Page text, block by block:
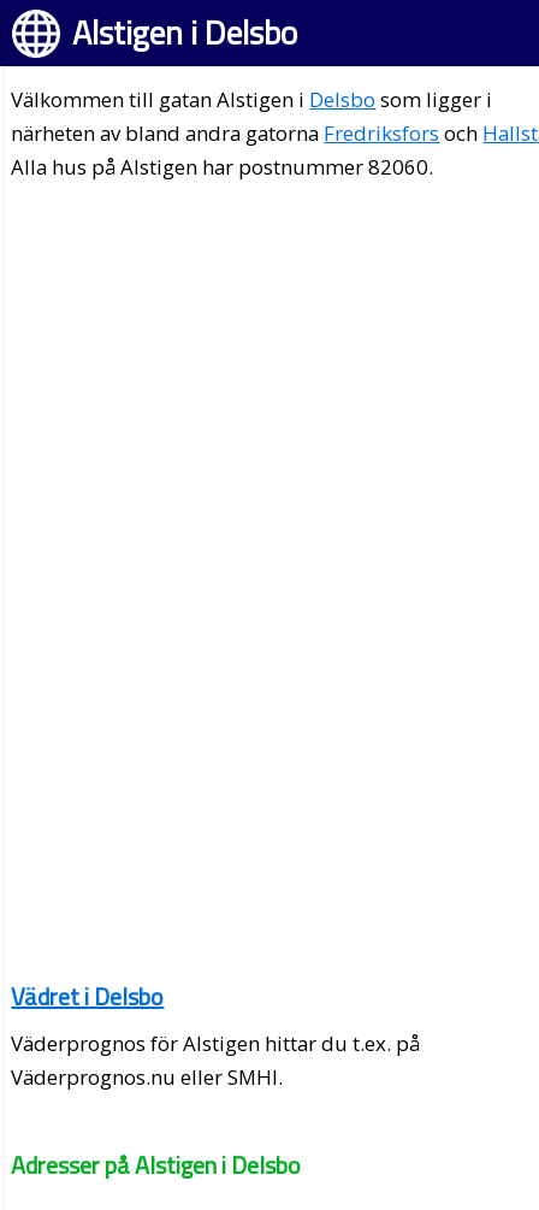
Alstigen i Delsbo
Välkommen till gatan Alstigen i Delsbo som ligger i
närheten av bland andra gatorna Fredriksfors och
Alla hus på Alstigen har postnummer 82060.
Vädret i Delsbo
Väderprognos för Alstigen hittar du t.ex. på
Väderprognos.nu eller SMHI.
Adresser på Alstigen i Delsbo